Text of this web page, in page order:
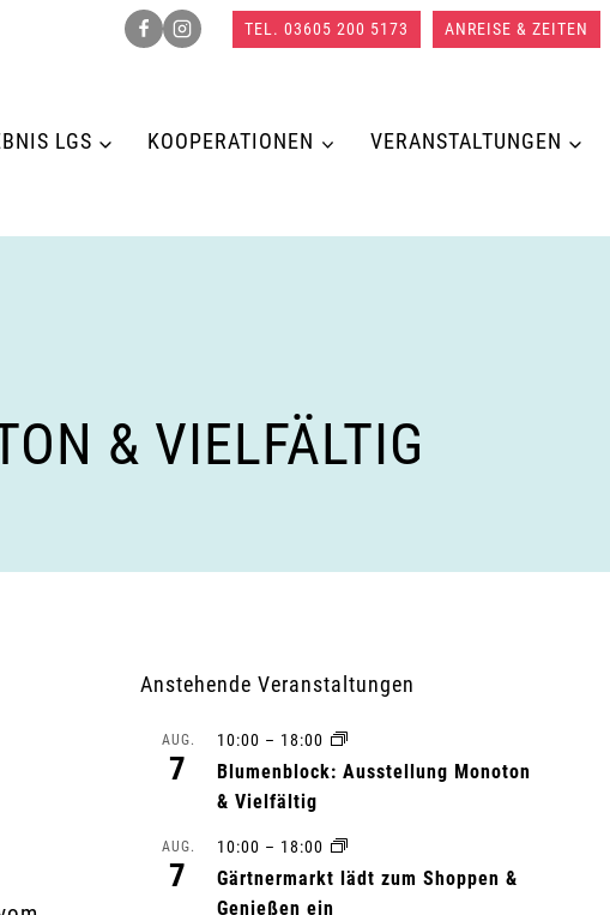
TEL. 03605 200 5173 ANREISE & ZEITEN
LGS KOOPERATIONEN VERANSTALTUNGEN
& VIELFÄLTIG
Anstehende Veranstaltungen
AUG.
7
10:00 – 18:00
Blumenblock: Ausstellung Monoton
& Vielfältig
AUG.
7
10:00 – 18:00
Gärtnermarkt lädt zum Shoppen &
Genießen ein